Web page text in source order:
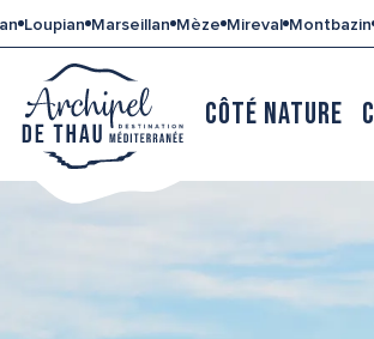
Loupian Marseillan Mèze Mireval Montbazin
CÔTÉ NATURE